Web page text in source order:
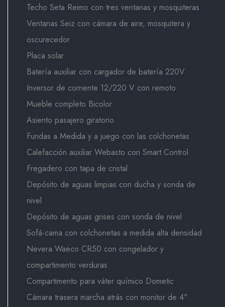
Techo Seta Reimo con tres ventanas y mosquiteras
Ventanas Seiz con cámara de aire, mosquitera y
oscurecedor
Placa solar
Batería auxiliar con cargador de batería 220V
Inversor de corriente 12/220 V con remoto
Mueble completo Bicolor
Asiento pasajero giratorio
Fundas a Medida y a juego con las colchonetas
Calefacción auxiliar Webasto con Smart Control
Fregadero con tapa de cristal
Depósito de aguas limpias con ducha y sonda de
nivel
Depósito de aguas grises con sonda de nivel
Sofá-cama con colchonetas a medida alta densidad
Nevera Waeco CR50 con congelador y
compartimento verduras
Compartimento para váter químico Dometic
Cámara trasera marcha atrás con monitor de 4"